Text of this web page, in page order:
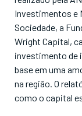
Investimentos e
Sociedade, a
Wright Capital,
investimento de
base em uma
na região. O
como o capital